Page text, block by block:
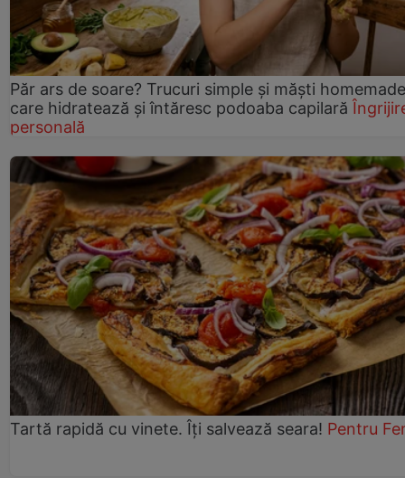
Păr ars de soare? Trucuri simple și măști homemade
care hidratează și întăresc podoaba capilară
personală
Tartă rapidă cu vinete. Îți salvează seara! Pentru